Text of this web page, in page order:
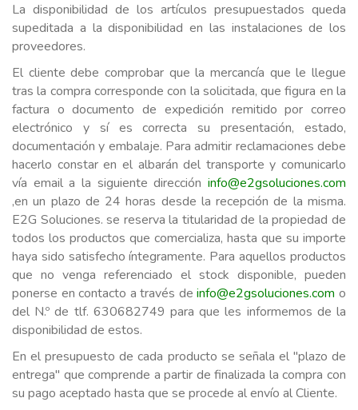
La disponibilidad de los artículos presupuestados queda
supeditada a la disponibilidad en las instalaciones de los
proveedores.
El cliente debe comprobar que la mercancía que le llegue
tras la compra corresponde con la solicitada, que figura en la
factura o documento de expedición remitido por correo
electrónico y sí es correcta su presentación, estado,
documentación y embalaje. Para admitir reclamaciones debe
hacerlo constar en el albarán del transporte y comunicarlo
vía email a la siguiente dirección info@e2gsoluciones.com
,en un plazo de 24 horas desde la recepción de la misma.
E2G Soluciones. se reserva la titularidad de la propiedad de
todos los productos que comercializa, hasta que su importe
haya sido satisfecho íntegramente. Para aquellos productos
que no venga referenciado el stock disponible, pueden
ponerse en contacto a través deinfo@e2gsoluciones.com o
del N.º de tlf. 630682749 para que les informemos de la
disponibilidad de estos.
En el presupuesto de cada producto se señala el "plazo de
entrega" que comprende a partir de finalizada la compra con
su pago aceptado hasta que se procede al envío al Cliente.